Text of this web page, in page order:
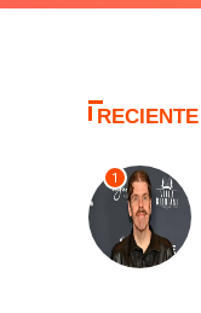
RECIENTE
1